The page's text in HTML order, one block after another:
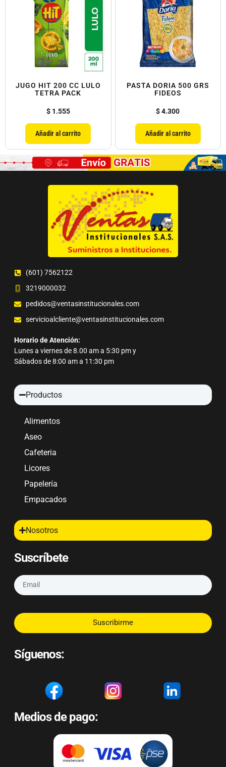
JUGO HIT 200 CC LULO
TETRA PACK
$1.555
Añadir al carrito
PASTA DORIA 500 GRS
FIDEOS
$4.300
Añadir al carrito
(601) 7562122
3219000032
pedidos@ventasinstitucionales.com
servicioalcliente@ventasinstitucionales.com
Horario de Atención:
Lunes a viernes de 8.00 am a 5:30 pm y
Sábados de 8:00 am a 11:30 pm
Productos
Alimentos
Aseo
Cafeteria
Licores
Papelería
Empacados
Nosotros
Suscríbete
Suscribirme
Síguenos:
Medios de pago: